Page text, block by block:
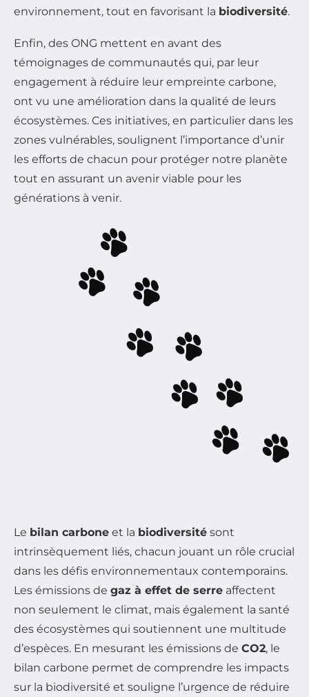
environnement, tout en favorisant la biodiversité.
Enfin, des ONG mettent en avant des
témoignages de communautés qui, par leur
engagement à réduire leur empreinte carbone,
ont vu une amélioration dans la qualité de leurs
écosystèmes. Ces initiatives, en particulier dans les
zones vulnérables, soulignent l’importance d’unir
les efforts de chacun pour protéger notre planète
tout en assurant un avenir viable pour les
générations à venir.
Le bilan carbone et la biodiversité sont
intrinsèquement liés, chacun jouant un rôle crucial
dans les défis environnementaux contemporains.
Les émissions de gaz à effet de serre affectent
non seulement le climat, mais également la santé
des écosystèmes qui soutiennent une multitude
d’espèces. En mesurant les émissions de CO2, le
bilan carbone permet de comprendre les impacts
sur la biodiversité et souligne l’urgence de réduire